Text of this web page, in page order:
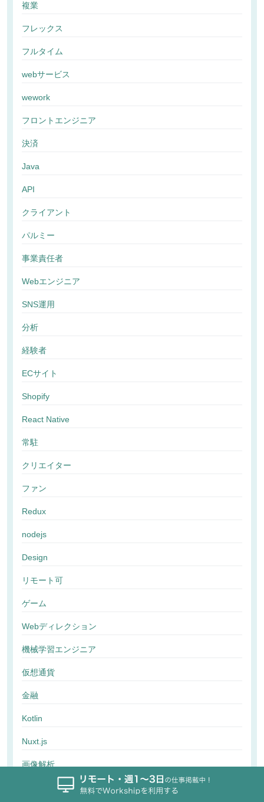
複業
フレックス
フルタイム
webサービス
wework
フロントエンジニア
決済
Java
API
クライアント
パルミー
事業責任者
Webエンジニア
SNS運用
分析
経験者
ECサイト
Shopify
React Native
常駐
クリエイター
ファン
Redux
nodejs
Design
リモート可
ゲーム
Webディレクション
機械学習エンジニア
仮想通貨
金融
Kotlin
Nuxt.js
画像解析